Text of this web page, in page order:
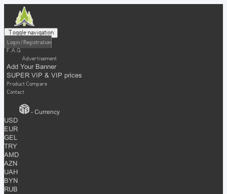
Toggle navigation
Login / Registration
F.A.Q
Advertisement
Add Your Banner
SUPER VIP & VIP prices
Product Compare
Contact
- Currency
USD
EUR
GEL
TRY
AMD
AZN
UAH
BYN
RUB